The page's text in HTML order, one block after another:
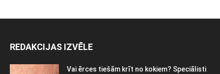
REDAKCIJAS IZVĒLE
Vai ērces tiešām krīt no kokiem? Speciālisti